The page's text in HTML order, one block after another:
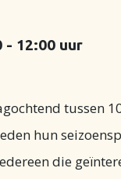
- 12:00 uur
tussen
hun
die